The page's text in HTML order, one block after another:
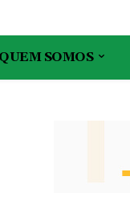
QUEM SOMOS